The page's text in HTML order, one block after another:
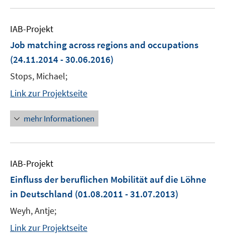
IAB-Projekt
Job matching across regions and occupations
(24.11.2014 - 30.06.2016)
Stops, Michael;
Link zur Projektseite
mehr Informationen
IAB-Projekt
Einfluss der beruflichen Mobilität auf die Löhne
in Deutschland (01.08.2011 - 31.07.2013)
Weyh, Antje;
Link zur Projektseite